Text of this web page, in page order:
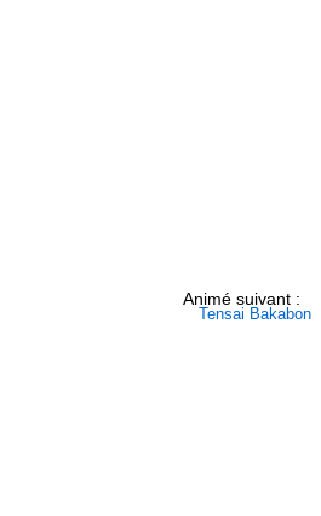
Animé suivant :
Tensai Bakabon